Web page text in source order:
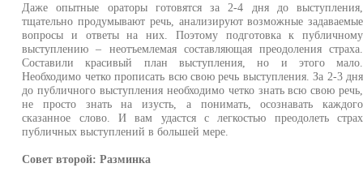
Даже опытные ораторы готовятся за 2-4 дня до выступления,
тщательно продумывают речь, анализируют возможные задаваемые
вопросы и ответы на них. Поэтому подготовка к публичному
выступлению – неотъемлемая составляющая преодоления страха.
Составили красивый план выступления, но и этого мало.
Необходимо четко прописать всю свою речь выступления. За 2-3 дня
до публичного выступления необходимо четко знать всю свою речь,
не просто знать на изусть, а понимать, осознавать каждого
сказанное слово. И вам удастся с легкостью преодолеть страх
публичных выступлений в большей мере.
Совет второй: Разминка